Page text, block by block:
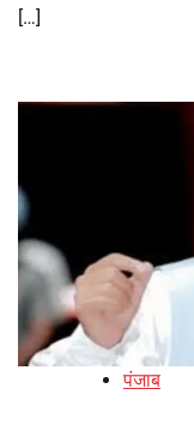
[…]
पंजाब